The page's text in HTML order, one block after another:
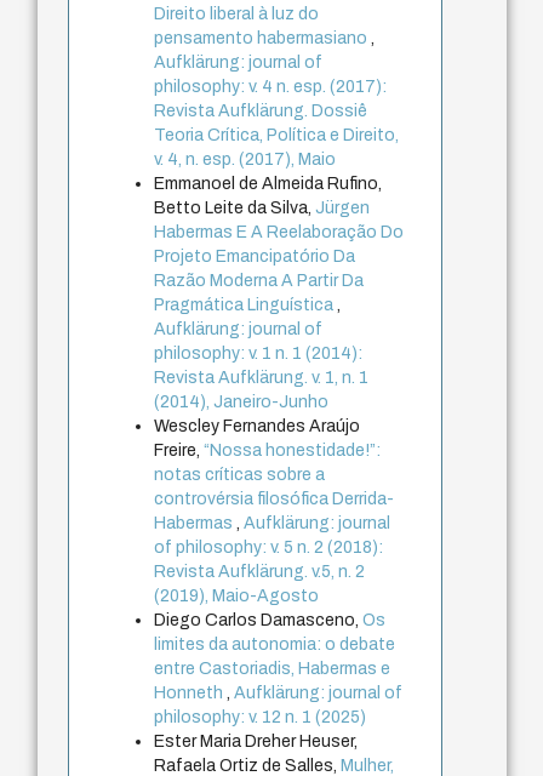
Direito liberal à luz do
pensamento habermasiano
Aufklärung: journal of
philosophy: v. 4 n. esp. (2017):
Revista Aufklärung. Dossiê
Teoria Crítica, Política e Direito,
v. 4, n. esp. (2017), Maio
Emmanoel de Almeida Rufino,
Betto Leite da Silva,Jürgen
Habermas E A Reelaboração Do
Projeto Emancipatório Da
Razão Moderna A Partir Da
Pragmática Linguística
Aufklärung: journal of
philosophy: v. 1 n. 1 (2014):
Revista Aufklärung. v. 1, n. 1
(2014), Janeiro-Junho
Wescley Fernandes Araújo
Freire,“Nossa honestidade!”:
notas críticas sobre a
controvérsia filosófica Derrida-
Habermas
,Aufklärung: journal
of philosophy: v. 5 n. 2 (2018):
Revista Aufklärung. v.5, n. 2
(2019), Maio-Agosto
Diego Carlos Damasceno,Os
limites da autonomia: o debate
entre Castoriadis, Habermas e
Honneth
,Aufklärung: journal of
philosophy: v. 12 n. 1 (2025)
Ester Maria Dreher Heuser,
Rafaela Ortiz de Salles,Mulher,